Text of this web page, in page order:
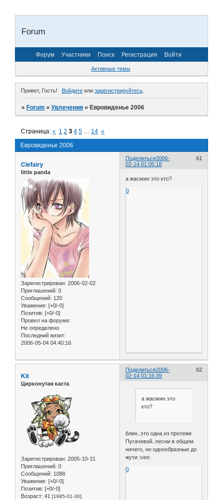
Forum
Форум Участники Поиск Регистрация Войти
Активные темы
Привет, Гость! Войдитеили зарегистрируйтесь.
»Forum »Увлечения »Евровиденье 2006
Евровиденье 2006
Страница:« 1 2 3 4 5 … 14 »
Поделиться 61
2006-
02-14 01:05:18
Clefairy
little panda
Зарегистрирован: 2006-02-02
Приглашений: 0
Сообщений: 120
Уважение: [+0/-0]
Позитив: [+0/-0]
Провел на форуме:
Не определено
Последний визит:
2006-05-04 04:40:16
а жасмин это кто?
0
Поделиться 62
2006-
02-14 01:16:39
Kit
Цирконутая каста
Зарегистрирован: 2005-10-31
Приглашений: 0
Сообщений: 1088
Уважение: [+0/-0]
Позитив: [+0/-0]
Возраст: 41 [1985-01-30]
а жасмин это
кто?
блин..это одна из протеже
Пугачевой..песни в общем
ничего, но однообразные до
жути :vee:
0